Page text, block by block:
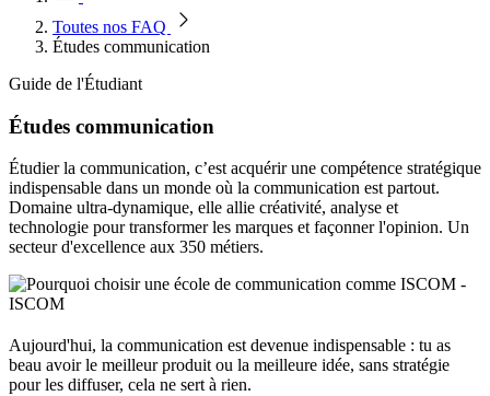
Toutes nos FAQ
Études communication
Guide de l'Étudiant
Études communication
Étudier la communication, c’est acquérir une compétence stratégique
indispensable dans un monde où la communication est partout.
Domaine ultra-dynamique, elle allie créativité, analyse et
technologie pour transformer les marques et façonner l'opinion. Un
secteur d'excellence aux 350 métiers.
Aujourd'hui, la communication est devenue indispensable : tu as
beau avoir le meilleur produit ou la meilleure idée, sans stratégie
pour les diffuser, cela ne sert à rien.